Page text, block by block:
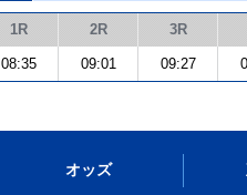
1R 2R 3R
08:35 09:01 09:27
オッズ